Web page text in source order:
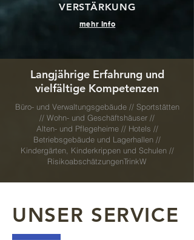
VERSTÄRKUNG
mehr Info
Langjährige Erfahrung und
vielfältige Kompetenzen
Büro- und Verwaltungsgebäude // Sportstätten
// Wohn- und Geschäftshäuser //
Alten- und Pflegeheime // Hotels //
Betriebsgebäude und Lagerhallen //
Kindergärten, Kinderkrippen und Schulen //
RisikoabschätzungenTrinkW
UNSER SERVICE